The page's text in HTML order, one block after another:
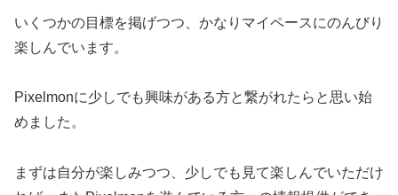
いくつかの目標を掲げつつ、かなりマイペースにのんびり
楽しんでいます。
Pixelmonに少しでも興味がある方と繋がれたらと思い始
めました。
まずは自分が楽しみつつ、少しでも見て楽しんでいただけ